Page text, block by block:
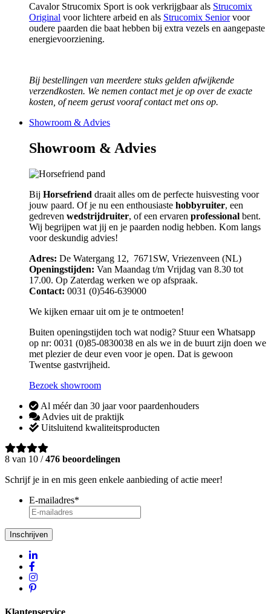
Cavalor Strucomix Sport is ook verkrijgbaar als Strucomix
Original voor lichtere arbeid en als Strucomix Seniorvoor
oudere paarden die baat hebben bij extra vezels en aangepaste
energievoorziening.
Bij bestellingen van meerdere stuks gelden afwijkende
verzendkosten. We nemen contact met je op over de exacte
kosten, of neem gerust vooraf contact met ons op.
Showroom & Advies
Showroom & Advies
Bij Horsefriend draait alles om de perfecte huisvesting voor
jouw paard. Of je nu een enthousiaste hobbyruiter, een
gedreven wedstrijdruiter, of een ervaren professional bent.
Wij begrijpen wat jij en je paarden nodig hebben. Kom langs
voor deskundig advies!
Adres: De Watergang 12, 7671SW, Vriezenveen (NL)
Openingstijden: Van Maandag t/m Vrijdag van 8.30 tot
17.00. Op Zaterdag werken we op afspraak.
Contact: 0031 (0)546-639000
We kijken ernaar uit om je te ontmoeten!
Buiten openingstijden toch wat nodig? Stuur een Whatsapp
op nr: 0031 (0)85-0830038 en als we in de buurt zijn doen we
met plezier de deur even voor je open. Dat is gewoon
Twentse gastvrijheid.
Bezoek showroom
Al méér dan 30 jaar voor paardenhouders
Advies uit de praktijk
Uitsluitend kwaliteitsproducten
8 van 10 /476 beoordelingen
Schrijf je in en mis geen enkele aanbieding of actie meer!
E-mailadres*
Inschrijven
Klantenservice